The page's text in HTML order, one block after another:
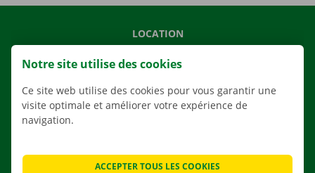
LOCATION
AGENCES
Notre site utilise des cookies
Ce site web utilise des cookies pour vous garantir une
visite optimale et améliorer votre expérience de
navigation.
ACCEPTER TOUS LES COOKIES